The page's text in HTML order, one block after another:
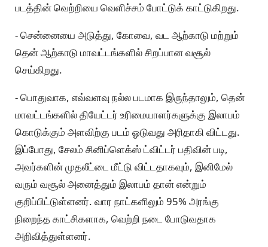
படத்தின் வெற்றியை வெளிச்சம் போட்டுக் காட்டுகிறது.
- சென்னையை அடுத்து, கோவை, வட ஆற்காடு மற்றும்
தென் ஆற்காடு மாவட்டங்களில் சிறப்பான வசூல்
செய்கிறது.
- பொதுவாக, எவ்வளவு நல்ல படமாக இருந்தாலும், தென்
மாவட்டங்களில் தியேட்டர் உரிமையாளர்களுக்கு இலாபம்
கொடுக்கும் அளவிற்கு படம் ஓடுவது அரிதாகி விட்டது.
இப்போது, சேலம் சினிப்ளெக்ஸ் ட்விட்டர் பதிவின் படி,
அவர்களின் முதலீட்டை மீட்டு விட்டதாகவும், இனிமேல்
வரும் வசூல் அனைத்தும் இலாபம் தான் என்றும்
குறிப்பிட்டுள்ளனர். வார நாட்களிலும் 95% அரங்கு
நிறைந்த காட்சிகளாக, வெற்றி நடை போடுவதாக
அறிவித்துள்ளனர்.